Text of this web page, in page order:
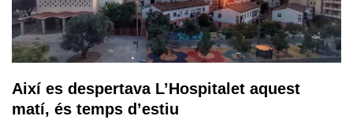
Així es despertava L’Hospitalet aquest
matí, és temps d’estiu